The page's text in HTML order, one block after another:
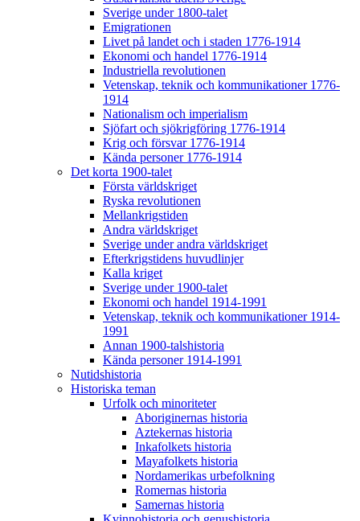
Sverige under 1800-talet
Emigrationen
Livet på landet och i staden 1776-1914
Ekonomi och handel 1776-1914
Industriella revolutionen
Vetenskap, teknik och kommunikationer 1776-
1914
Nationalism och imperialism
Sjöfart och sjökrigföring 1776-1914
Krig och försvar 1776-1914
Kända personer 1776-1914
Det korta 1900-talet
Första världskriget
Ryska revolutionen
Mellankrigstiden
Andra världskriget
Sverige under andra världskriget
Efterkrigstidens huvudlinjer
Kalla kriget
Sverige under 1900-talet
Ekonomi och handel 1914-1991
Vetenskap, teknik och kommunikationer 1914-
1991
Annan 1900-talshistoria
Kända personer 1914-1991
Nutidshistoria
Historiska teman
Urfolk och minoriteter
Aboriginernas historia
Aztekernas historia
Inkafolkets historia
Mayafolkets historia
Nordamerikas urbefolkning
Romernas historia
Samernas historia